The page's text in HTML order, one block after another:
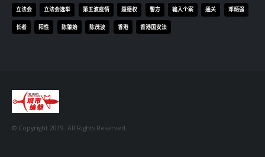
立法会 立法会选举 第五波疫情 聂德权 警方 输入个案 通关 邓炳强
长者 阳性 陈肇始 陈茂波 香港 香港国安法
© Copyright 2019. All Rights Reserved.